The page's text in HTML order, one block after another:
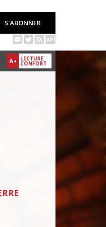
S'ABONNER
API
A+ LECTURE
CONFORT